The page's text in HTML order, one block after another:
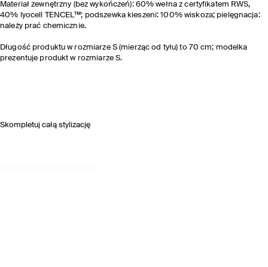
Materiał zewnętrzny (bez wykończeń): 60% wełna z certyfikatem RWS,
40% lyocell TENCEL™; podszewka kieszeni: 100% wiskoza; pielęgnacja:
należy prać chemicznie.
Długość produktu w rozmiarze S (mierząc od tyłu) to 70 cm; modelka
prezentuje produkt w rozmiarze S.
Skompletuj całą stylizację